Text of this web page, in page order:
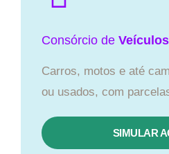
Consórcio de Veículos
Carros, motos e até
ou usados, com
SIMULAR